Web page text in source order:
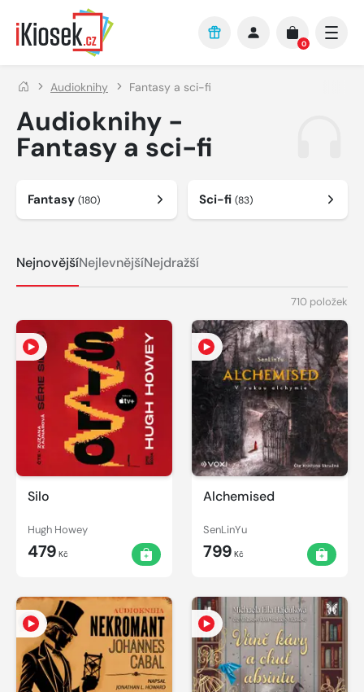
Přejít na hlavní obsah
0
Audioknihy Fantasy a sci-fi
Audioknihy -
Fantasy a sci-fi
Fantasy (180) Sci-fi (83)
NejnovějšíNejlevnějšíNejdražší
710 položek
Silo
Hugh Howey
479 Kč
Alchemised
SenLinYu
799 Kč